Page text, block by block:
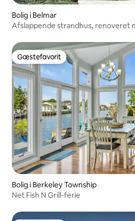
Bolig i Belmar
Afslappende strandhus, renoveret
Gæstefavorit
Gæstefavorit
Bolig i Berkeley Township
Net Fish N Grill-ferie